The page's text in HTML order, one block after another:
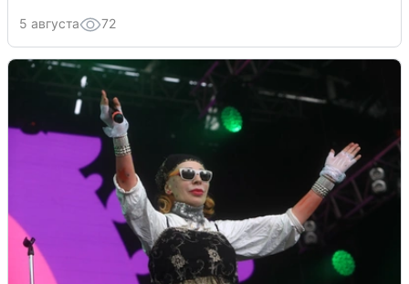
5 августа 72